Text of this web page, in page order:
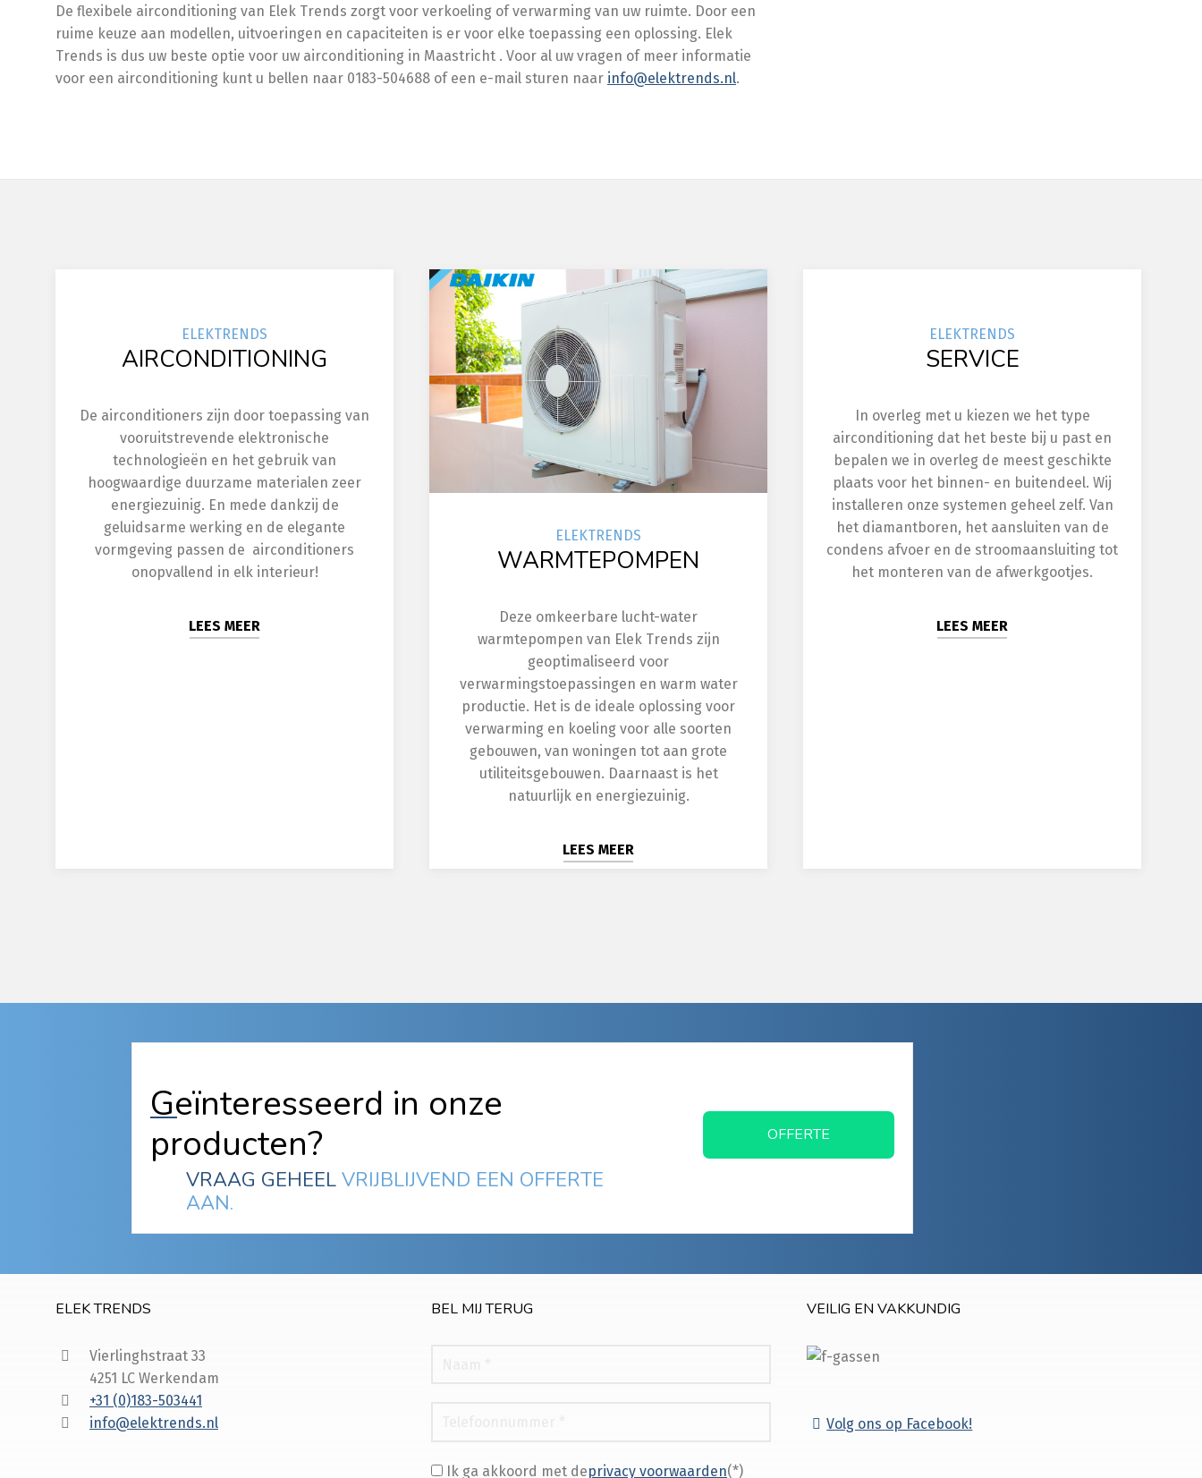
De flexibele airconditioning van Elek Trends zorgt voor verkoeling of verwarming van uw ruimte. Door een
ruime keuze aan modellen, uitvoeringen en capaciteiten is er voor elke toepassing een oplossing. Elek
Trends is dus uw beste optie voor uw airconditioning in Maastricht . Voor al uw vragen of meer informatie
voor een airconditioning kunt u bellen naar 0183-504688 of een e-mail sturen naar info@elektrends.nl.
ELEKTRENDS
AIRCONDITIONING
De airconditioners zijn door toepassing van
vooruitstrevende elektronische
technologieën en het gebruik van
hoogwaardige duurzame materialen zeer
energiezuinig. En mede dankzij de
geluidsarme werking en de elegante
vormgeving passen de airconditioners
onopvallend in elk interieur!
LEES MEER
ELEKTRENDS
WARMTEPOMPEN
Deze omkeerbare lucht-water
warmtepompen van Elek Trends zijn
geoptimaliseerd voor
verwarmingstoepassingen en warm water
productie. Het is de ideale oplossing voor
verwarming en koeling voor alle soorten
gebouwen, van woningen tot aan grote
utiliteitsgebouwen. Daarnaast is het
natuurlijk en energiezuinig.
LEES MEER
ELEKTRENDS
SERVICE
In overleg met u kiezen we het type
airconditioning dat het beste bij u past en
bepalen we in overleg de meest geschikte
plaats voor het binnen- en buitendeel. Wij
installeren onze systemen geheel zelf. Van
het diamantboren, het aansluiten van de
condens afvoer en de stroomaansluiting tot
het monteren van de afwerkgootjes.
LEES MEER
Geïnteresseerd in onze
producten?
VRAAG GEHEEL VRIJBLIJVEND EEN OFFERTE
AAN.
OFFERTE
ELEK TRENDS
Vierlinghstraat 33
4251 LC Werkendam
+31 (0)183-503441
info@elektrends.nl
BEL MIJ TERUG
Ik ga akkoord met deprivacy voorwaarden(*)
VEILIG EN VAKKUNDIG
Volg ons op Facebook!